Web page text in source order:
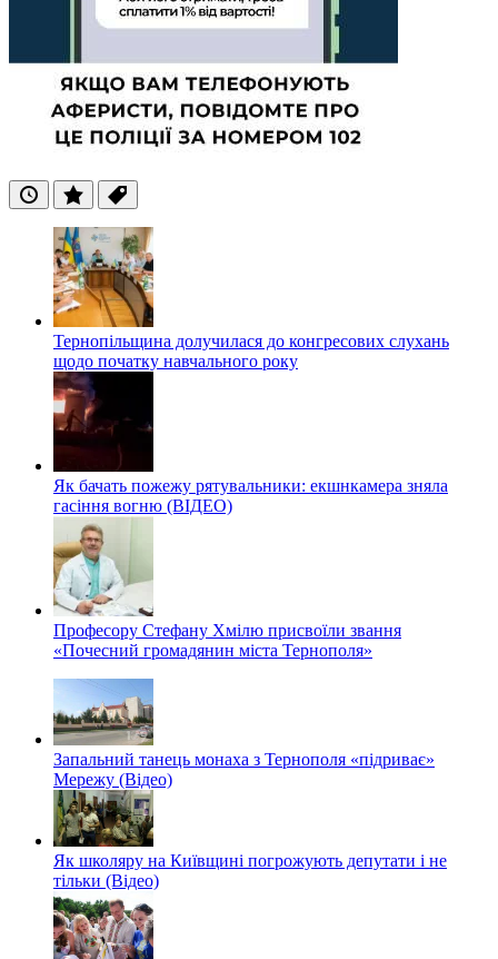
ОстанніПопулярні
Теги
Тернопільщина долучилася до конгресових слухань
щодо початку навчального року
Як бачать пожежу рятувальники: екшнкамера зняла
гасіння вогню (ВІДЕО)
Професору Стефану Хмілю присвоїли звання
«Почесний громадянин міста Тернополя»
Запальний танець монаха з Тернополя «підриває»
Мережу (Відео)
Як школяру на Київщині погрожують депутати і не
тільки (Відео)